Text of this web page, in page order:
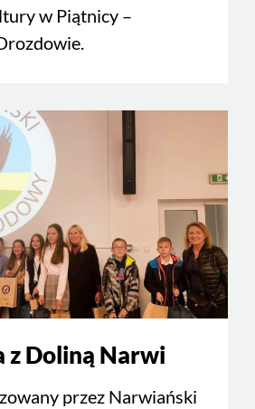
w Piątnicy –
z Doliną Narwi
przez Narwiański